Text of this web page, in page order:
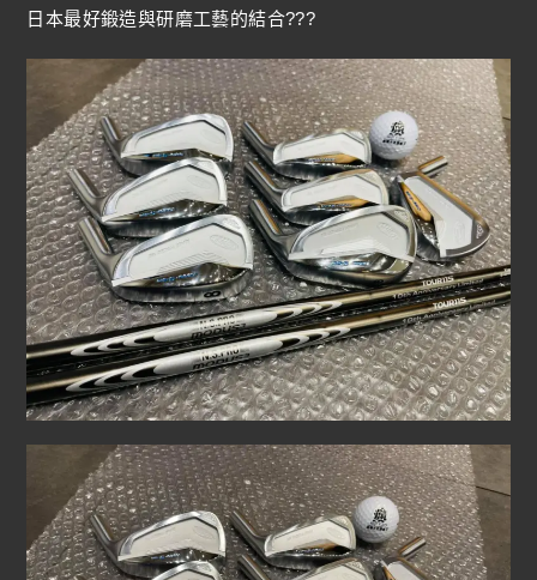
日本最好鍛造與研磨工藝的結合???